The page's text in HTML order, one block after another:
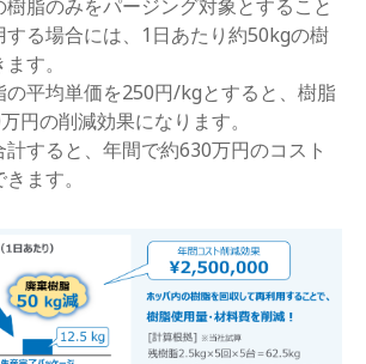
脂のみをパージング対象とすること
する場合には、1日あたり約50kgの樹
す。
の平均単価を250円/kgとすると、樹脂
円の削減効果になります。
すると、年間で約630万円のコスト
ます。